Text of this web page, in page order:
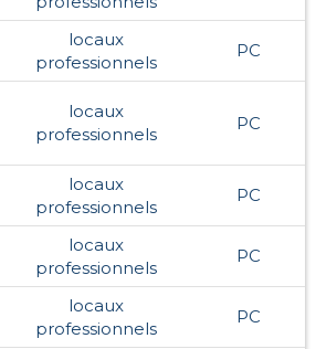
locaux
professionnels
PC
locaux
professionnels
PC
locaux
professionnels
PC
locaux
professionnels
PC
locaux
professionnels
PC